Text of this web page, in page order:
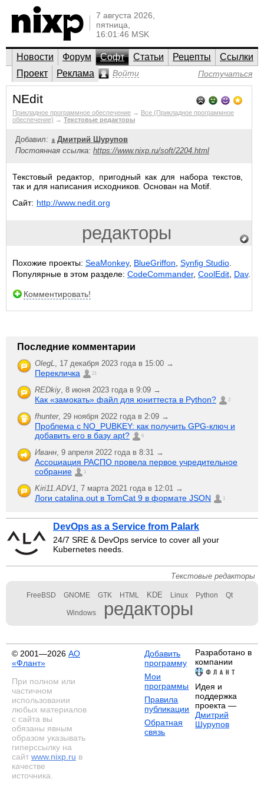
7 августа 2026,
пятница,
16:01:46 MSK
Новости Форум Софт Статьи Рецепты
Ссылки
Проект
Реклама Войти Постучаться
NEdit
Прикладное программное обеспечение → Все (Прикладное программное
обеспечение) → Текстовые редакторы
Добавил:
Дмитрий Шурупов
Постоянная ссылка: https://www.nixp.ru/soft/2204.html
Текстовый редактор, пригодный как для набора текстов,
так и для написания исходников. Основан на Motif.
Сайт: http://www.nedit.org
редакторы
Похожие проекты: SeaMonkey, BlueGriffon Synfig Studio
Популярные в этом разделе: CodeCommander, CoolEdit Dav.
Комментировать!
Последние комментарии
OlegL, 17 декабря 2023 года в 15:00 →
Перекличка 21
REDkiy, 8 июня 2023 года в 9:09 →
Как «замокать» файл для юниттеста в Python? 2
fhunter, 29 ноября 2022 года в 2:09 →
Проблема с NO_PUBKEY: как получить GPG-ключ и
добавить его в базу apt?
6
Иванн, 9 апреля 2022 года в 8:31 →
Ассоциация РАСПО провела первое учредительное
собрание
1
Kiri11.ADV1, 7 марта 2021 года в 12:01 →
Логи catalina.out в TomCat 9 в формате JSON 1
DevOps as a Service from Palark
24/7 SRE & DevOps service to cover all your
Kubernetes needs.
Текстовые редакторы
FreeBSD GNOME GTK HTML KDE Linux Python Qt
Windows редакторы
© 2001—2026 АО
«Флант»
При полном или
частичном
использовании
любых материалов
с сайта вы
обязаны явным
образом указывать
гиперссылку на
сайт www.nixp.ru в
качестве
источника.
Добавить
программу
Мои
программы
Правила
публикации
Обратная
связь
Разработано в
компании
Идея и
поддержка
проекта —
Дмитрий
Шурупов